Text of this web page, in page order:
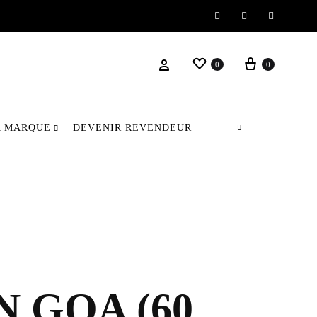
InstagramFacebook
Se connecterWishlist
0 Panier
0
MARQUE DEVENIR REVENDEUR